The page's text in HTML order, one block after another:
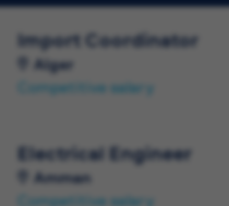
Import Coordinator
Alger
Competitive salary
Electrical Engineer
Amman
Competitive salary